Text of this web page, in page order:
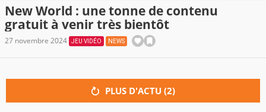
New World : une tonne de contenu
gratuit à venir très bientôt
27 novembre 2024 JEU VIDÉO NEWS
PLUS D'ACTU (2)